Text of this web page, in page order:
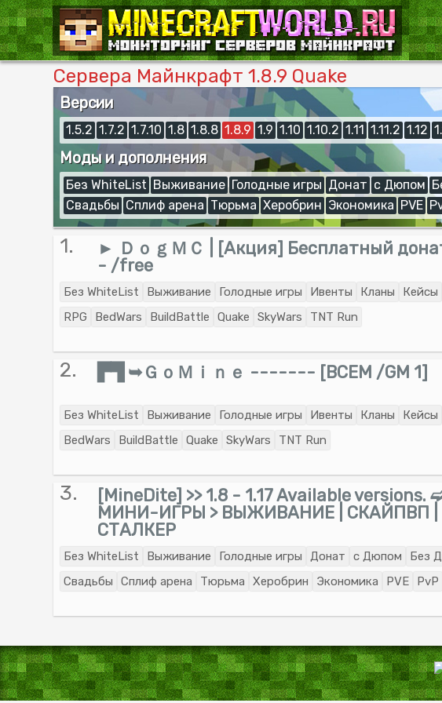
Сервера Майнкрафт 1.8.9 Quake
Версии
1.5.2 1.7.2 1.7.10 1.8 1.8.8 1.8.9 1.9 1.10 1.10.2 1.11 1.11.2 1.12
Моды и дополнения
Без WhiteList Выживание Голодные игры Донат с Дюпом
Свадьбы Сплиф арена Тюрьма Херобрин Экономика PVE
1.
► ＤｏｇＭＣ | [Акция] Бесплатный
- /free
Без WhiteList Выживание Голодные игры Ивенты Кланы Кейсы
RPG
BedWars BuildBattle Quake SkyWars TNT Run
2. ▛▜ ➥ＧｏＭｉｎｅ ------- [BCEM /GM 1]
Без WhiteList Выживание Голодные игры Ивенты Кланы Кейсы
BedWars
BuildBattle Quake SkyWars TNT Run
3.
[MineDite] >> 1.8 - 1.17 Available versions.
МИНИ-ИГРЫ > ВЫЖИВАНИЕ | СКАЙПВП |
СТАЛКЕР
Без WhiteList Выживание Голодные игры Донат с Дюпом Без
Свадьбы
Сплиф арена Тюрьма Херобрин Экономика PVE PvP